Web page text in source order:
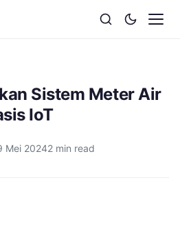
Sistem Meter Air
IoT
Mei 20242 min read